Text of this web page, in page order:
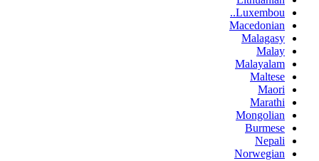
Luxembou..
Macedonian
Malagasy
Malay
Malayalam
Maltese
Maori
Marathi
Mongolian
Burmese
Nepali
Norwegian